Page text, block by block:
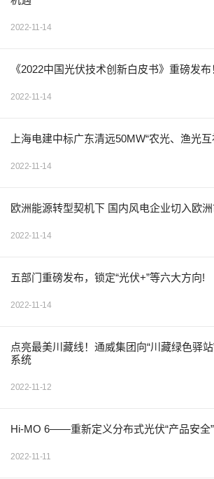
2022-11-14
《2022中国光伏技术创新白皮书》重磅发布
2022-11-14
上海电建中标广东清远50MW“农光、渔光
2022-11-14
欧洲能源转型契机下 国内风电企业切入欧
2022-11-14
五部门重磅发布，锁定“光伏+”等六大方向!
2022-11-14
点亮最美川藏线！通威集团向“川藏绿色驿
系统
2022-11-12
Hi-MO 6——重新定义分布式光伏“产品安全”
2022-11-11